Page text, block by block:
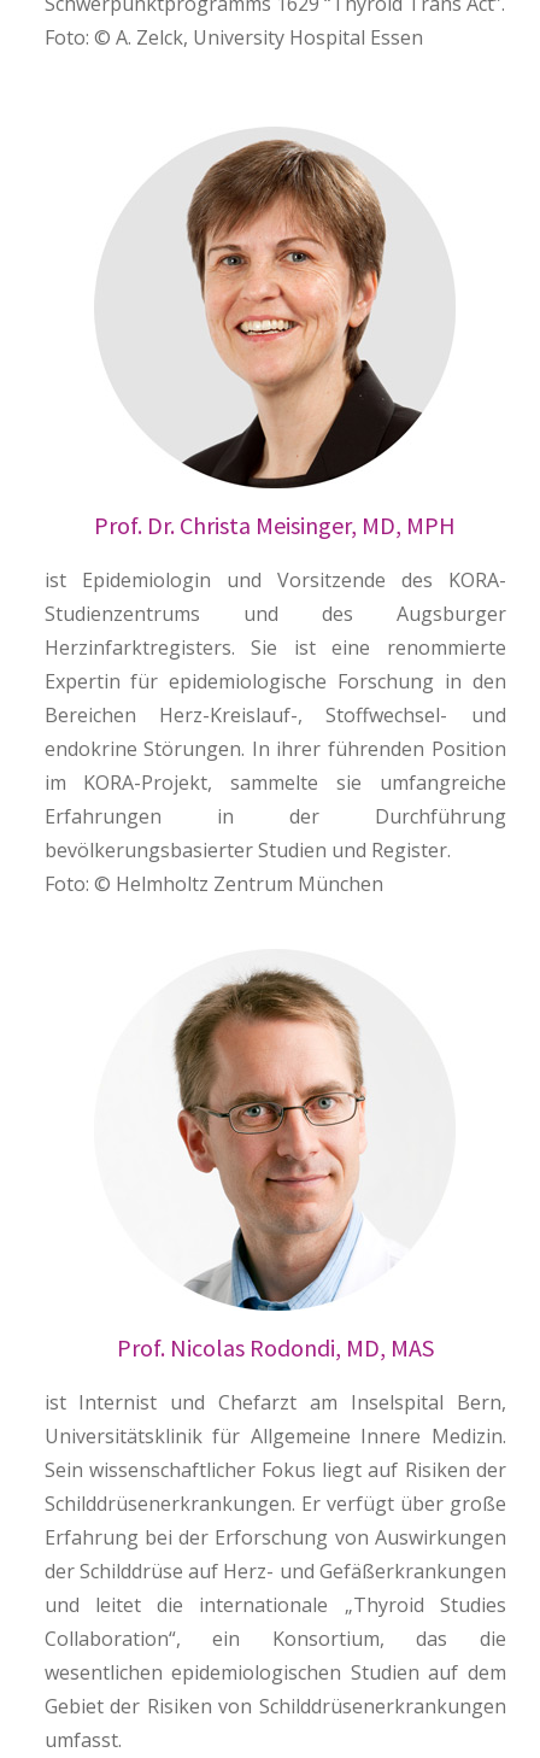
Foto: © A. Zelck, University Hospital Essen
Prof. Dr. Christa Meisinger, MD, MPH
ist Epidemiologin und Vorsitzende des KORA-
Studienzentrums und des Augsburger
Herzinfarktregisters. Sie ist eine renommierte
Expertin für epidemiologische Forschung in den
Bereichen Herz-Kreislauf-, Stoffwechsel- und
endokrine Störungen. In ihrer führenden Position
im KORA-Projekt, sammelte sie umfangreiche
Erfahrungen in der Durchführung
bevölkerungsbasierter Studien und Register.
Foto: © Helmholtz Zentrum München
Prof. Nicolas Rodondi, MD, MAS
ist Internist und Chefarzt am Inselspital Bern,
Universitätsklinik für Allgemeine Innere Medizin.
Sein wissenschaftlicher Fokus liegt auf Risiken der
Schilddrüsenerkrankungen. Er verfügt über große
Erfahrung bei der Erforschung von Auswirkungen
der Schilddrüse auf Herz- und Gefäßerkrankungen
und leitet die internationale „Thyroid Studies
Collaboration“, ein Konsortium, das die
wesentlichen epidemiologischen Studien auf dem
Gebiet der Risiken von Schilddrüsenerkrankungen
umfasst.